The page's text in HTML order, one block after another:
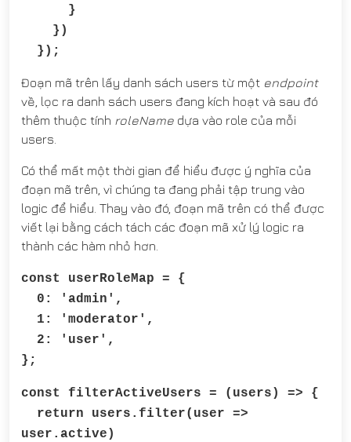
}
})
});
Đoạn mã trên lấy danh sách users từ một endpoint
về, lọc ra danh sách users đang kích hoạt và sau đó
thêm thuộc tính roleName dựa vào role của mỗi
users.
Có thể mất một thời gian để hiểu được ý nghĩa của
đoạn mã trên, vì chúng ta đang phải tập trung vào
logic để hiểu. Thay vào đó, đoạn mã trên có thể được
viết lại bằng cách tách các đoạn mã xử lý logic ra
thành các hàm nhỏ hơn.
const userRoleMap = {
0: 'admin',
1: 'moderator',
2: 'user',
};
const filterActiveUsers = (users) => {
return users.filter(user =>
user.active)